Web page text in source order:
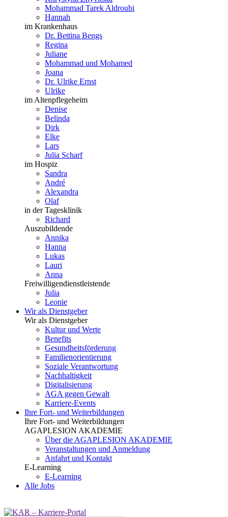
Mohammad Tarek Aldroubi
Hannah
im Krankenhaus
Dr. Bettina Bengs
Regina
Juliane
Mohammad und Mohamed
Joana
Dr. Ulrike Ernst
Ulrike
im Altenpflegeheim
Denise
Belinda
Dirk
Elke
Lars
Julia Scharf
im Hospiz
Sandra
André
Alexandra
Olaf
in der Tagesklinik
Richard
Auszubildende
Annika
Hanna
Lukas
Lauri
Anna
Freiwilligendienstleistende
Julia
Leonie
Wir als Dienstgeber
Wir als Dienstgeber
Kultur und Werte
Benefits
Gesundheits­förderung
Familien­orientierung
Soziale Verantwortung
Nachhaltigkeit
Digitalisierung
AGA gegen Gewalt
Karriere-Events
Ihre Fort- und Weiterbildungen
Ihre Fort- und Weiterbildungen
AGAPLESION AKADEMIE
Über die AGAPLESION AKADEMIE
Veranstaltungen und Anmeldung
Anfahrt und Kontakt
E-Learning
E-Learning
Alle Jobs